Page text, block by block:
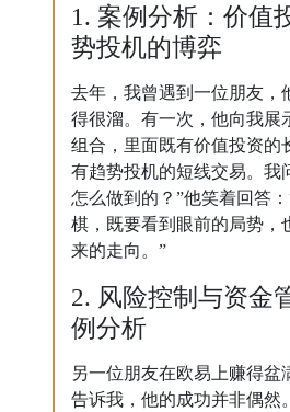
1. 案例分析：价值
势投机的博弈
去年，我曾遇到一位朋友，
得很溜。有一次，他向我展
组合，里面既有价值投资的
有趋势投机的短线交易。我
怎么做到的？”他笑着回答
棋，既要看到眼前的局势，
来的走向。”
2. 风险控制与资金
例分析
另一位朋友在欧易上赚得盆
告诉我，他的成功并非偶然